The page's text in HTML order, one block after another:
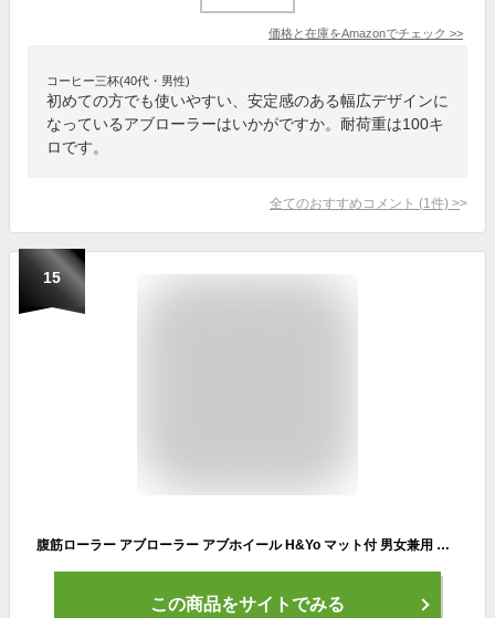
価格と在庫をAmazonでチェック >>
コーヒー三杯(40代・男性)
初めての方でも使いやすい、安定感のある幅広デザインに
なっているアブローラーはいかがですか。耐荷重は100キ
ロです。
全てのおすすめコメント (1 件) >
15
腹筋ローラー アブローラー アブホイール H&Yo マット付 男女兼用 エクササイズローラー 自宅用腹筋器具 静音仕様 くびれ シックスパック効果 腹筋補助 腹筋マシン 腹筋崩壊
この商品をサイトでみる